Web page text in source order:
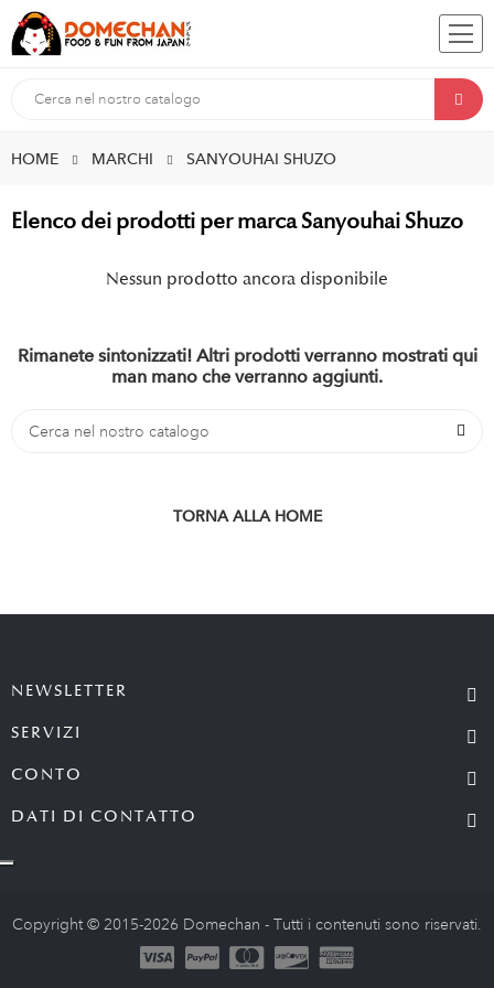
HOME MARCHI SANYOUHAI SHUZO
Elenco dei prodotti per marca Sanyouhai Shuzo
Nessun prodotto ancora disponibile
Rimanete sintonizzati! Altri prodotti verranno mostrati qui
man mano che verranno aggiunti.
TORNA ALLA HOME
NEWSLETTER
SERVIZI
CONTO
DATI DI CONTATTO
Copyright © 2015-2026 Domechan - Tutti i contenuti sono riservati.